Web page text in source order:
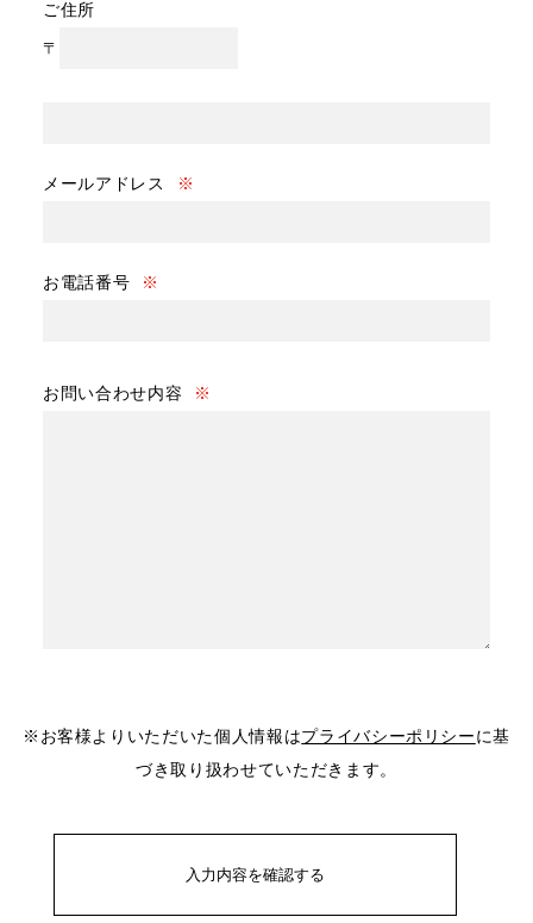
ご住所
〒
メールアドレス ※
お電話番号 ※
お問い合わせ内容 ※
※お客様よりいただいた個人情報はプライバシーポリシー に基
づき取り扱わせていただきます。